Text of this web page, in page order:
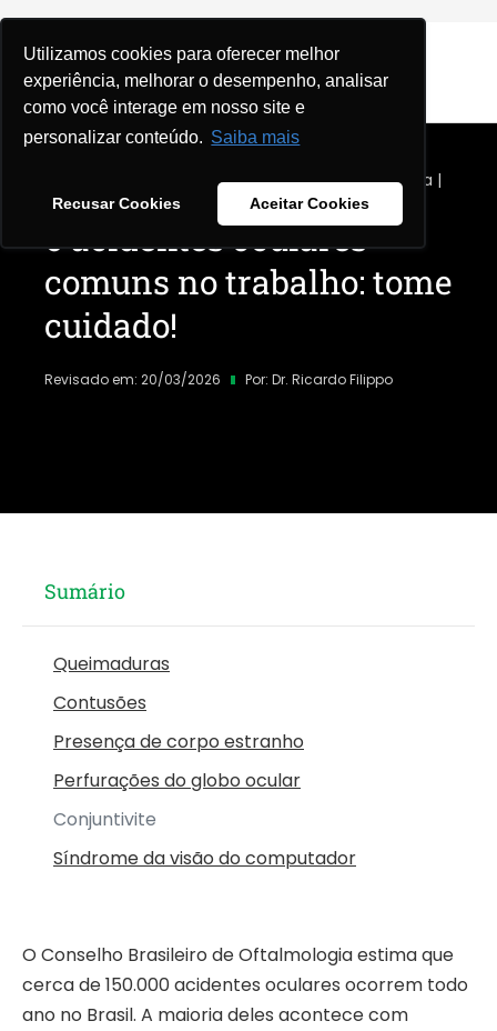
Utilizamos cookies para oferecer melhor
experiência, melhorar o desempenho, analisar
como você interage em nosso site e
personalizar conteúdo. Saiba mais
Recusar Cookies Aceitar Cookies
Saúde ocular|Cuidados do dia a dia |
6 acidentes oculares
comuns no trabalho: tome
cuidado!
Revisado em: 20/03/2026 Por: Dr. Ricardo Filippo
Sumário
Queimaduras
Contusões
Presença de corpo estranho
Perfurações do globo ocular
Conjuntivite
Síndrome da visão do computador
O Conselho Brasileiro de Oftalmologia estima que
cerca de 150.000 acidentes oculares ocorrem todo
ano no Brasil. A maioria deles acontece com